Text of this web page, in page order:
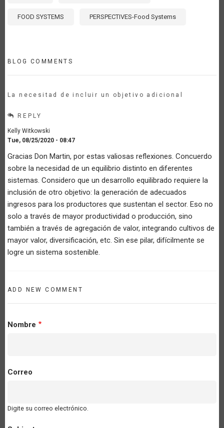
FOOD SYSTEMS PERSPECTIVES-Food Systems
BLOG COMMENTS
La necesitad de incluir un objetivo adicional
REPLY
Kelly Witkowski
Tue, 08/25/2020 - 08:47
Gracias Don Martin, por estas valiosas reflexiones. Concuerdo
sobre la necesidad de un equilibrio distinto en diferentes
sistemas. Considero que un desarrollo equilibrado requiere la
inclusión de otro objetivo: la generación de adecuados
ingresos para los productores que sustentan el sector. Eso no
solo a través de mayor productividad o producción, sino
también a través de agregación de valor, integrando cultivos de
mayor valor, diversificación, etc. Sin ese pilar, difícilmente se
logre un sistema sostenible.
ADD NEW COMMENT
Nombre
Correo
Digite su correo electrónico.